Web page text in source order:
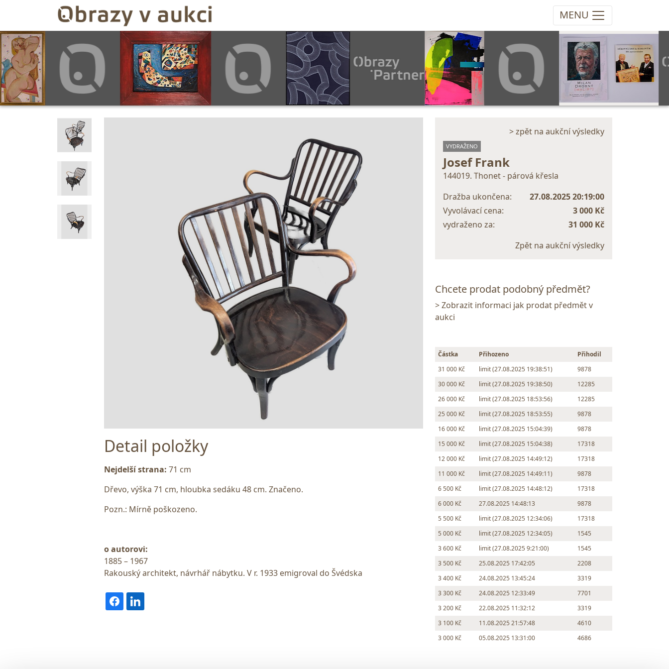
MENU
Detail položky
Nejdelší strana: 71 cm
Dřevo, výška 71 cm, hloubka sedáku 48 cm. Značeno.
Pozn.: Mírně poškozeno.
o autorovi:
1885 – 1967
Rakouský architekt, návrhář nábytku. V r. 1933 emigroval do Švédska
> zpět na aukční výsledky
VYDRAŽENO
Josef Frank
144019. Thonet - párová křesla
Dražba ukončena:
27.08.2025 20:19:00
Vyvolávací cena:
3 000 Kč
vydraženo za:
31 000 Kč
Zpět na aukční výsledky
Chcete prodat podobný předmět?
> Zobrazit informaci jak prodat předmět v
aukci
Částka Přihozeno
Přihodil
31 000 Kč
limit (27.08.2025 19:38:51)
9878
30 000 Kč
limit (27.08.2025 19:38:50)
12285
26 000 Kč
limit (27.08.2025 18:53:56)
12285
25 000 Kč
limit (27.08.2025 18:53:55)
9878
16 000 Kč
limit (27.08.2025 15:04:39)
9878
15 000 Kč
limit (27.08.2025 15:04:38)
17318
12 000 Kč
limit (27.08.2025 14:49:12)
17318
11 000 Kč
limit (27.08.2025 14:49:11)
9878
6 500 Kč
limit (27.08.2025 14:48:12)
17318
6 000 Kč
27.08.2025 14:48:13
9878
5 500 Kč
limit (27.08.2025 12:34:06)
17318
5 000 Kč
limit (27.08.2025 12:34:05)
1545
3 600 Kč
limit (27.08.2025 9:21:00)
1545
3 500 Kč
25.08.2025 17:42:05
2208
3 400 Kč
24.08.2025 13:45:24
3319
3 300 Kč
24.08.2025 12:33:49
7701
3 200 Kč
22.08.2025 11:32:12
3319
3 100 Kč
11.08.2025 21:57:48
4610
3 000 Kč
05.08.2025 13:31:00 4686